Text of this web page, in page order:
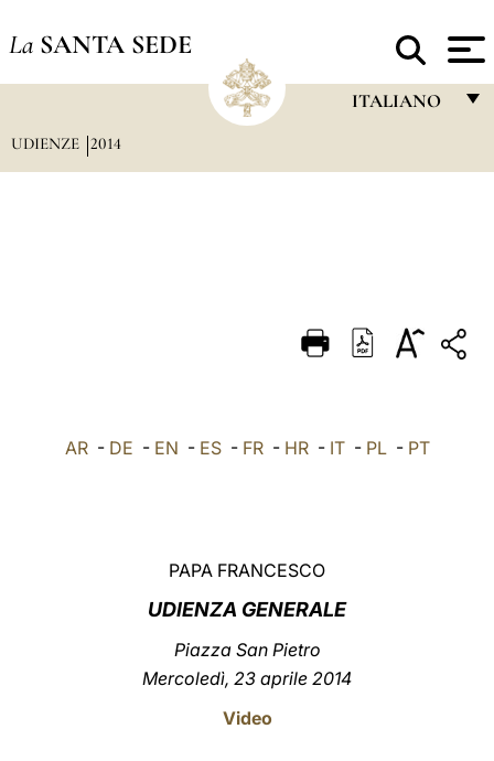
La SANTA SEDE
ITALIANO
DEUTSCH
العربيّة
UDIENZE 2014
AR- DE - EN - ES- FR- HR- IT- PL- PT
PAPA FRANCESCO
UDIENZA GENERALE
Piazza San Pietro
Mercoledì, 23 aprile 2014
Video